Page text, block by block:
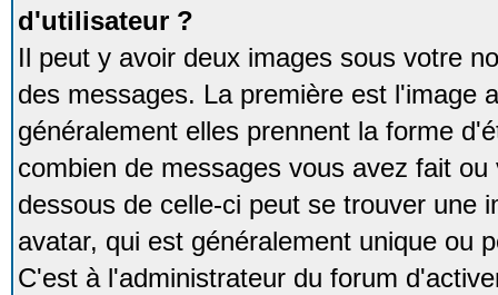
d'utilisateur ?
Il peut y avoir deux images sous votre
des messages. La première est l'image
généralement elles prennent la forme
combien de messages vous avez fait
dessous de celle-ci peut se trouver une
avatar, qui est généralement unique ou
C'est à l'administrateur du forum